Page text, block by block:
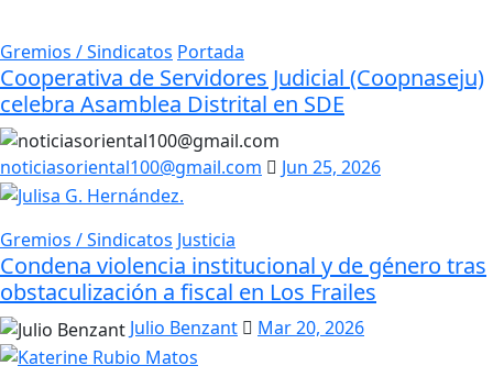
Gremios / Sindicatos Portada
Cooperativa de Servidores Judicial (Coopnaseju)
celebra Asamblea Distrital en SDE
noticiasoriental100@gmail.com Jun 25, 2026
Gremios / Sindicatos Justicia
Condena violencia institucional y de género tras
obstaculización a fiscal en Los Frailes
Julio Benzant Mar 20, 2026